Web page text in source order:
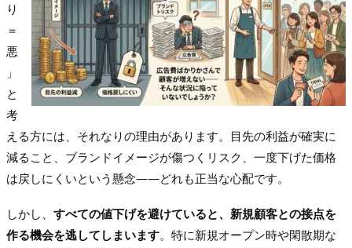
り
＝
悪
」
と
考
える方には、それなりの理由があります。目先の利益が確実に
減ること、ブランドイメージが傷つくリスク、一度下げた価格
は戻しにくいという懸念——どれも正当な心配です。
しかし、 すべての値下げを避けていると、新規顧客との接点を
作る機会を逃してしまいます。特に新規オープン時や閑散期な